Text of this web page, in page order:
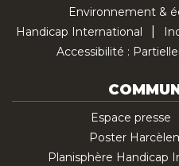
Environnement &
Handicap International
Accessibilité :
Espace presse
Poster
Planisphère Handicap